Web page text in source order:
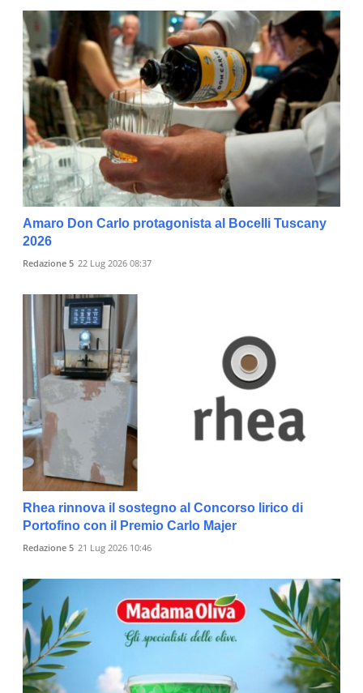
Amaro Don Carlo protagonista al Bocelli Tuscany
2026
Redazione 5 22 Lug 2026 08:37
Rhea rinnova il sostegno al Concorso lirico di
Portofino con il Premio Carlo Majer
Redazione 5 21 Lug 2026 10:46